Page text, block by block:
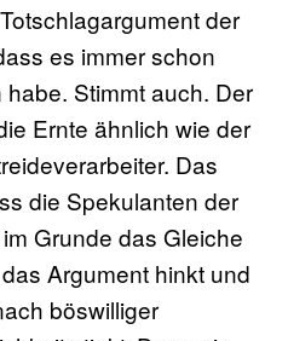
der
es immer schon
Stimmt auch. Der
Ernte ähnlich wie der
Das
die Spekulanten der
Grunde das Gleiche
Argument hinkt und
böswilliger